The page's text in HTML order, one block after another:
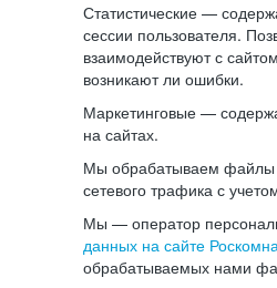
Статистические —
сессии пользователя.
взаимодействуют с
возникают ли ошибки.
Маркетинговые —
на сайтах.
Мы обрабатываем файлы
сетевого трафика с
Мы — оператор
данных на сайте
обрабатываемых нами